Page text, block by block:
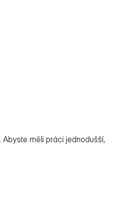
. Abyste měli práci jednodušší,